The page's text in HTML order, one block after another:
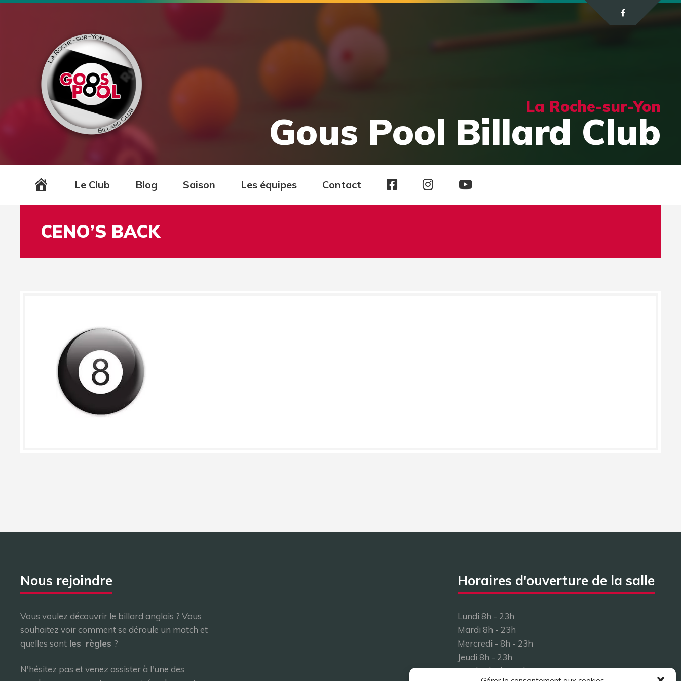
La Roche-sur-Yon
Gous Pool Billard Club
AccueilLe Club Blog Saison Les équipes Contact Page Page Chaine
CENO’S BACK
Nous rejoindre
Vous voulez découvrir le billard anglais ? Vous
souhaitez voir comment se déroule un match et
quelles sont les règles ?
N'hésitez pas et venez assister à l'une des
Horaires d'ouverture de la salle
Lundi 8h - 23h
Mardi 8h - 23h
Mercredi - 8h - 23h
Jeudi 8h - 23h
Vendredi 8h - 23h